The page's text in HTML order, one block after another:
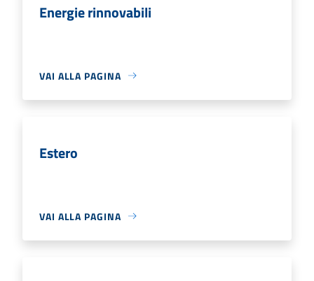
Energie rinnovabili
VAI ALLA PAGINA
Estero
VAI ALLA PAGINA